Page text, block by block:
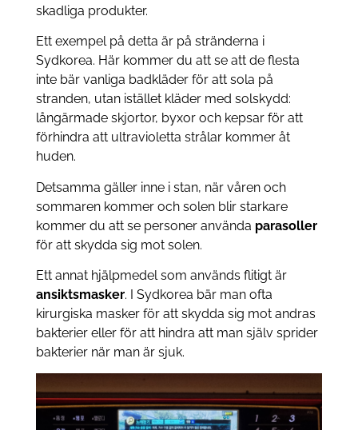
skadliga produkter.
Ett exempel på detta är på stränderna i
Sydkorea. Här kommer du att se att de flesta
inte bär vanliga badkläder för att sola på
stranden, utan istället kläder med solskydd:
långärmade skjortor, byxor och kepsar för att
förhindra att ultravioletta strålar kommer åt
huden.
Detsamma gäller inne i stan, när våren och
sommaren kommer och solen blir starkare
kommer du att se personer använda parasoller
för att skydda sig mot solen.
Ett annat hjälpmedel som används flitigt är
ansiktsmasker. I Sydkorea bär man ofta
kirurgiska masker för att skydda sig mot andras
bakterier eller för att hindra att man själv sprider
bakterier när man är sjuk.